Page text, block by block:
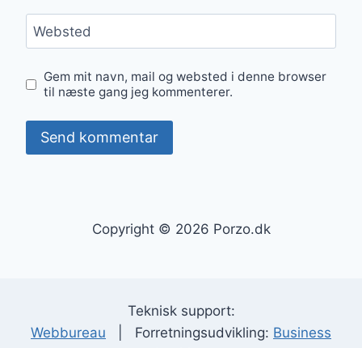
Websted
Gem mit navn, mail og websted i denne browser
til næste gang jeg kommenterer.
Copyright © 2026 Porzo.dk
Teknisk support:
Webbureau | Forretningsudvikling: Business